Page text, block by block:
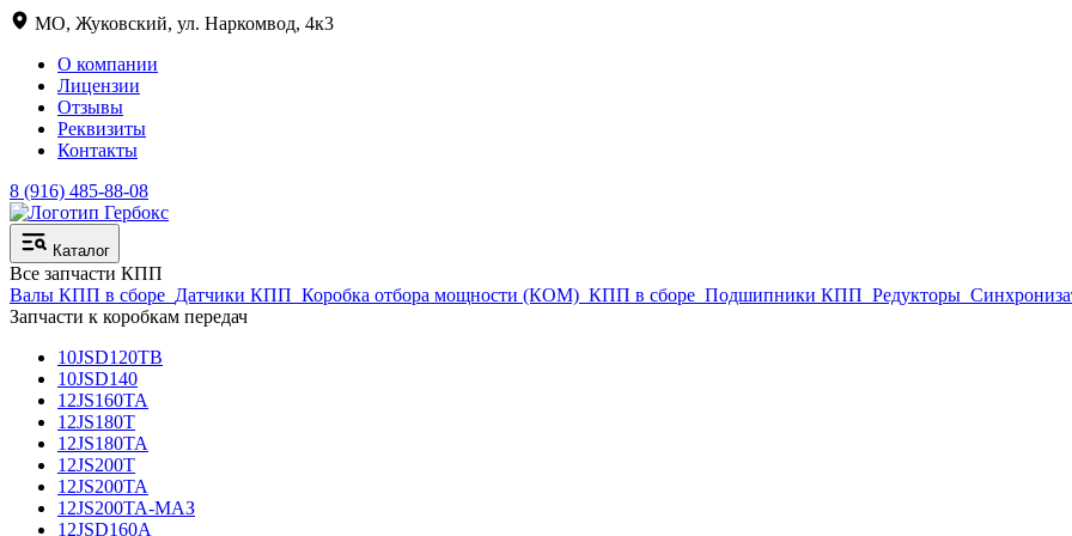
МО, Жуковский, ул. Наркомвод, 4к3
О компании
Лицензии
Отзывы
Реквизиты
Контакты
8 (916) 485-88-08
Каталог
Все запчасти КПП
Валы КПП в сборе Датчики КПП Коробка отбора мощности (КОМ) КПП в сборе Подшипники КПП Редукторы
Запчасти к коробкам передач
10JSD120TB
10JSD140
12JS160TA
12JS180T
12JS180TA
12JS200T
12JS200TA
12JS200TA-МАЗ
12JSD160A